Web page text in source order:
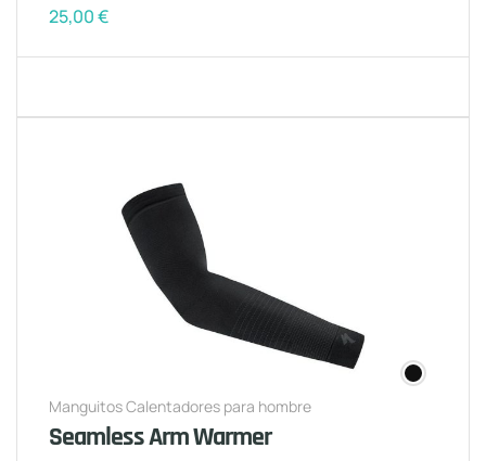
25,00€
Manguitos Calentadores para hombre
Seamless Arm Warmer